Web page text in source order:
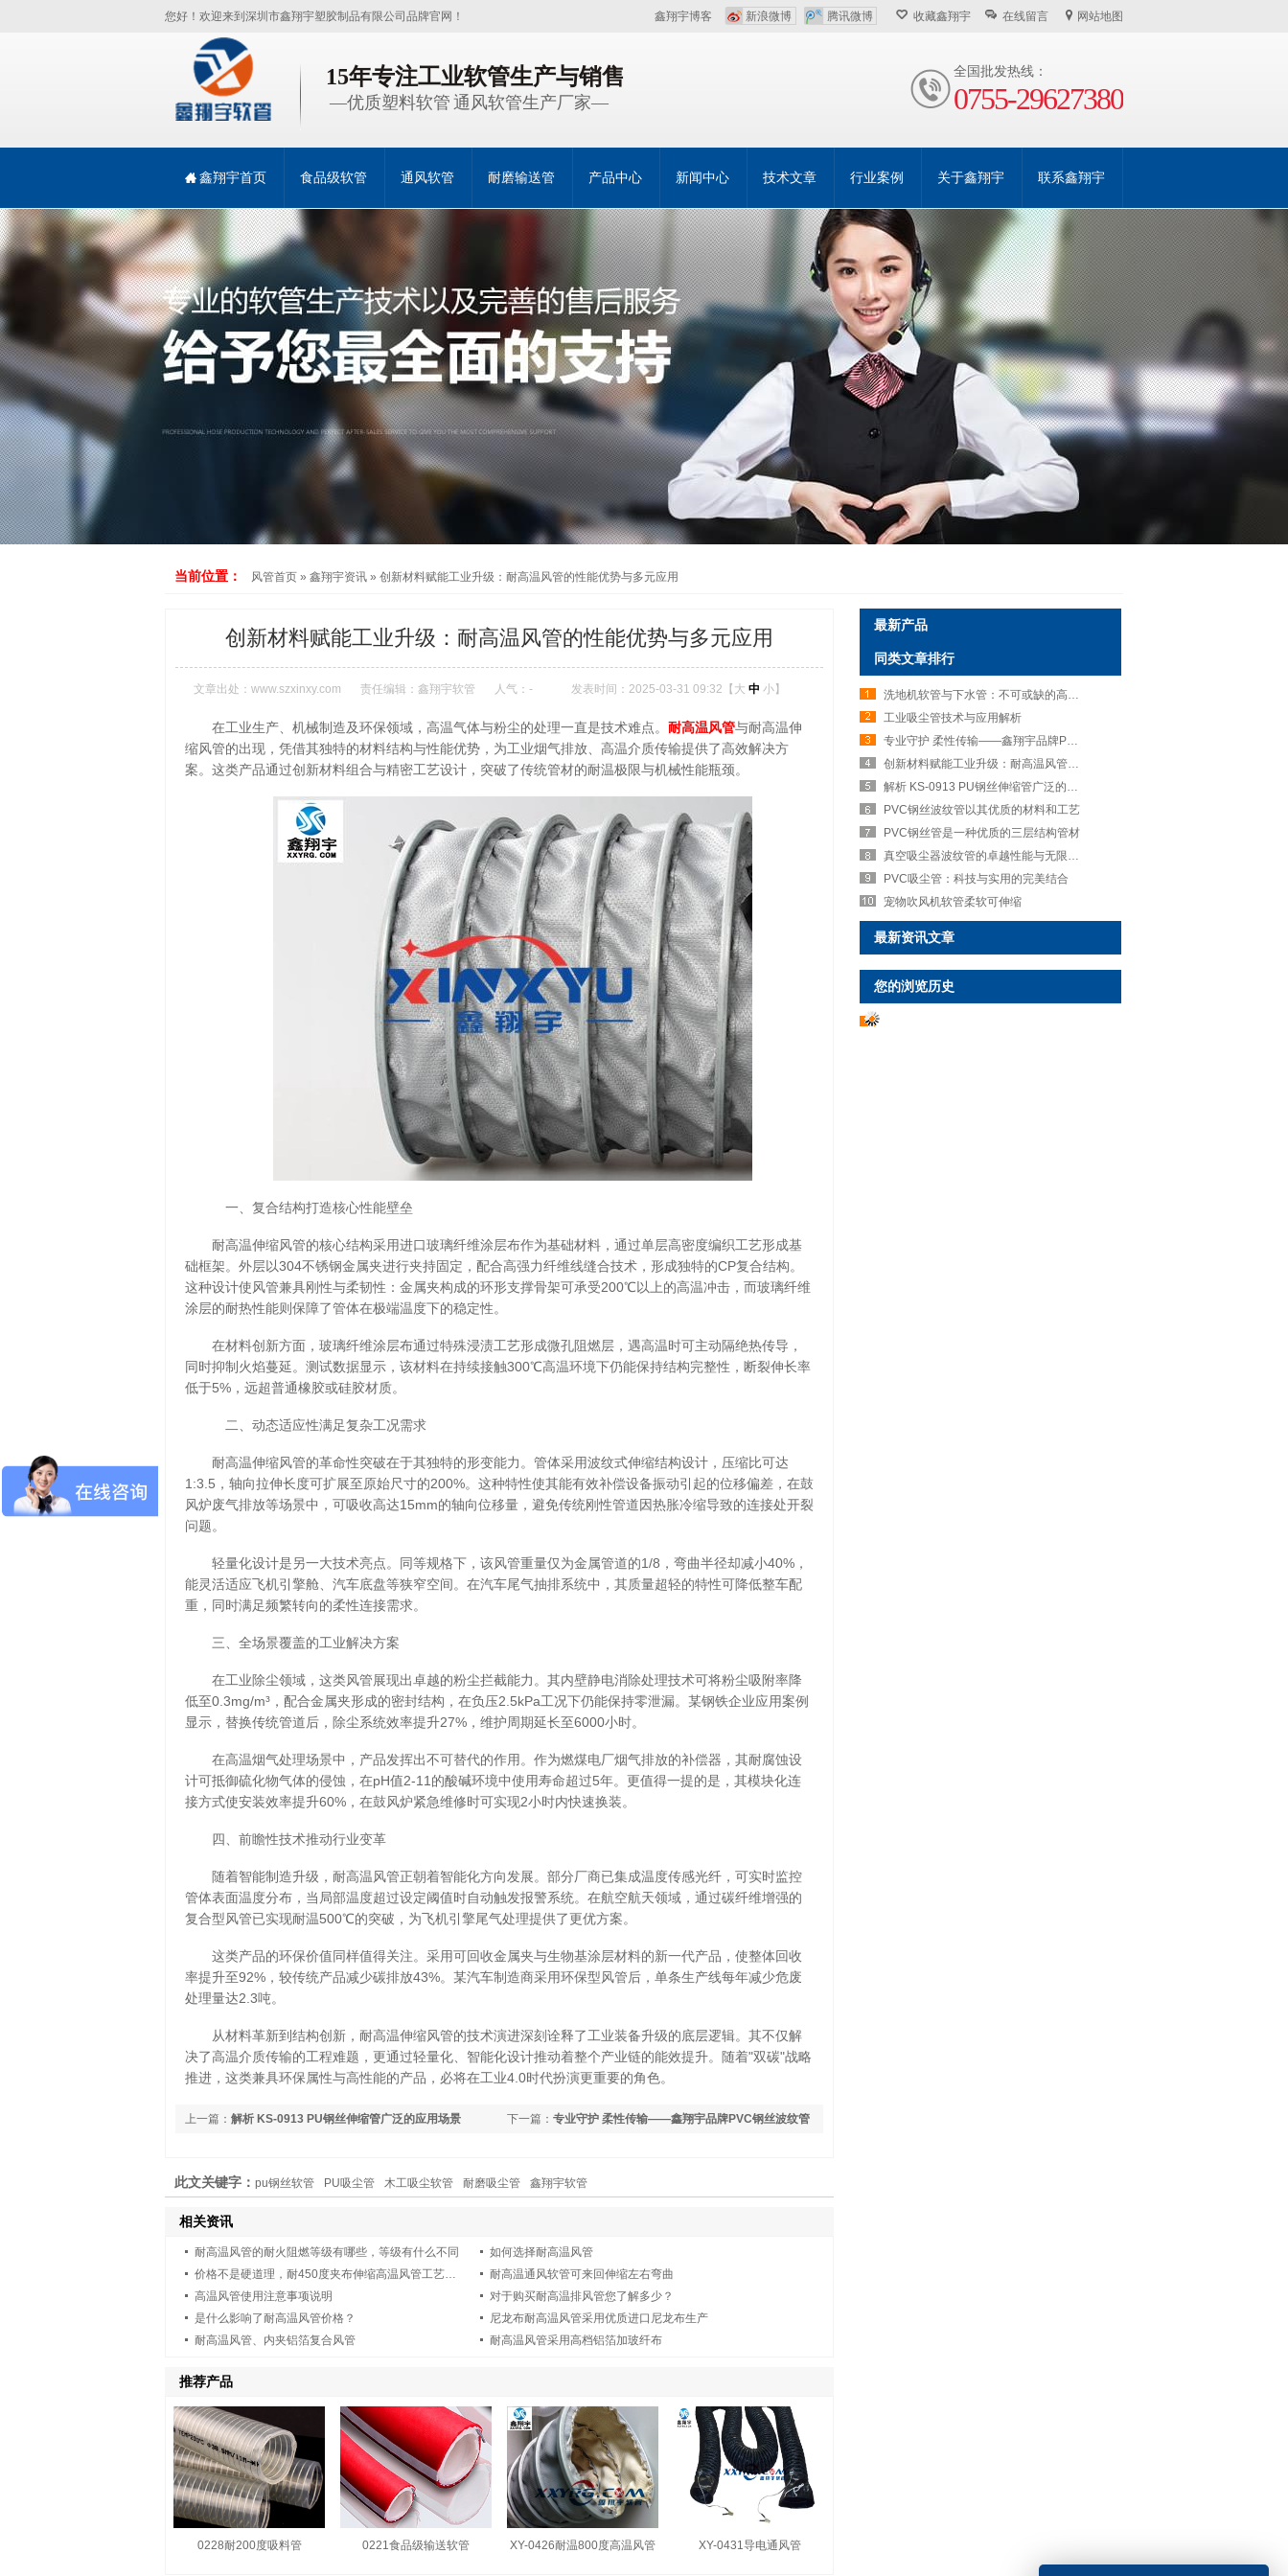
鑫翔宇博客 新浪微博 腾讯微博 收藏鑫翔宇 在线留言 网站地图
您好！欢迎来到深圳市鑫翔宇塑胶制品有限公司品牌官网！
全国批发热线：
0755-29627380
15年专注工业软管生产与销售
—优质塑料软管 通风软管生产厂家—
鑫翔宇首页 食品级软管 通风软管 耐磨输送管 产品中心 新闻中心 技术文章 行业案例 关于鑫翔宇 联系鑫翔宇
当前位置： 风管首页 » 鑫翔宇资讯 » 创新材料赋能工业升级：耐高温风管的性能优势与多元应用
创新材料赋能工业升级：耐高温风管的性能优势与多元应用
文章出处： www.szxinxy.com 责任编辑：鑫翔宇软管 人气： - 发表时间：2025-03-31 09:32【 大 中 小】
在工业生产、机械制造及环保领域，高温气体与粉尘的处理一直是技术难点。 耐高温风管与耐高温伸
缩风管的出现，凭借其独特的材料结构与性能优势，为工业烟气排放、高温介质传输提供了高效解决方
案。这类产品通过创新材料组合与精密工艺设计，突破了传统管材的耐温极限与机械性能瓶颈。
一、复合结构打造核心性能壁垒
耐高温伸缩风管的核心结构采用进口玻璃纤维涂层布作为基础材料，通过单层高密度编织工艺形成基
础框架。外层以304不锈钢金属夹进行夹持固定，配合高强力纤维线缝合技术，形成独特的CP复合结构。
这种设计使风管兼具刚性与柔韧性：金属夹构成的环形支撑骨架可承受200℃以上的高温冲击，而玻璃纤维
涂层的耐热性能则保障了管体在极端温度下的稳定性。
在材料创新方面，玻璃纤维涂层布通过特殊浸渍工艺形成微孔阻燃层，遇高温时可主动隔绝热传导，
同时抑制火焰蔓延。测试数据显示，该材料在持续接触300℃高温环境下仍能保持结构完整性，断裂伸长率
低于5%，远超普通橡胶或硅胶材质。
二、动态适应性满足复杂工况需求
耐高温伸缩风管的革命性突破在于其独特的形变能力。管体采用波纹式伸缩结构设计，压缩比可达
1:3.5，轴向拉伸长度可扩展至原始尺寸的200%。这种特性使其能有效补偿设备振动引起的位移偏差，在鼓
风炉废气排放等场景中，可吸收高达15mm的轴向位移量，避免传统刚性管道因热胀冷缩导致的连接处开裂
问题。
轻量化设计是另一大技术亮点。同等规格下，该风管重量仅为金属管道的1/8，弯曲半径却减小40%，
能灵活适应飞机引擎舱、汽车底盘等狭窄空间。在汽车尾气抽排系统中，其质量超轻的特性可降低整车配
重，同时满足频繁转向的柔性连接需求。
三、全场景覆盖的工业解决方案
在工业除尘领域，这类风管展现出卓越的粉尘拦截能力。其内壁静电消除处理技术可将粉尘吸附率降
低至0.3mg/m³，配合金属夹形成的密封结构，在负压2.5kPa工况下仍能保持零泄漏。某钢铁企业应用案例
显示，替换传统管道后，除尘系统效率提升27%，维护周期延长至6000小时。
在高温烟气处理场景中，产品发挥出不可替代的作用。作为燃煤电厂烟气排放的补偿器，其耐腐蚀设
计可抵御硫化物气体的侵蚀，在pH值2-11的酸碱环境中使用寿命超过5年。更值得一提的是，其模块化连
接方式使安装效率提升60%，在鼓风炉紧急维修时可实现2小时内快速换装。
四、前瞻性技术推动行业变革
随着智能制造升级，耐高温风管正朝着智能化方向发展。部分厂商已集成温度传感光纤，可实时监控
管体表面温度分布，当局部温度超过设定阈值时自动触发报警系统。在航空航天领域，通过碳纤维增强的
复合型风管已实现耐温500℃的突破，为飞机引擎尾气处理提供了更优方案。
这类产品的环保价值同样值得关注。采用可回收金属夹与生物基涂层材料的新一代产品，使整体回收
率提升至92%，较传统产品减少碳排放43%。某汽车制造商采用环保型风管后，单条生产线每年减少危废
处理量达2.3吨。
从材料革新到结构创新，耐高温伸缩风管的技术演进深刻诠释了工业装备升级的底层逻辑。其不仅解
决了高温介质传输的工程难题，更通过轻量化、智能化设计推动着整个产业链的能效提升。随着"双碳"战略
推进，这类兼具环保属性与高性能的产品，必将在工业4.0时代扮演更重要的角色。
下一篇： 专业守护 柔性传输——鑫翔宇品牌PVC钢丝波纹管
上一篇： 解析 KS-0913 PU钢丝伸缩管广泛的应用场景
此文关键字： pu钢丝软管 PU吸尘管 木工吸尘软管 耐磨吸尘管 鑫翔宇软管
相关资讯
耐高温风管的耐火阻燃等级有哪些，等级有什么不同
如何选择耐高温风管
价格不是硬道理，耐450度夹布伸缩高温风管工艺和材料很重要
耐高温通风软管可来回伸缩左右弯曲
高温风管使用注意事项说明
对于购买耐高温排风管您了解多少？
是什么影响了耐高温风管价格？
尼龙布耐高温风管采用优质进口尼龙布生产
耐高温风管、内夹铝箔复合风管
耐高温风管采用高档铝箔加玻纤布
推荐产品
0228耐200度吸料管 0221食品级输送软管 XY-0426耐温800度高温风管 XY-0431导电通风管
最新产品
同类文章排行
洗地机软管与下水管：不可或缺的高效清洁伙伴
工业吸尘管技术与应用解析
专业守护 柔性传输——鑫翔宇品牌PVC钢丝波纹管
创新材料赋能工业升级：耐高温风管的性能优势与多元应用
解析 KS-0913 PU钢丝伸缩管广泛的应用场景
PVC钢丝波纹管以其优质的材料和工艺
PVC钢丝管是一种优质的三层结构管材
真空吸尘器波纹管的卓越性能与无限可能
PVC吸尘管：科技与实用的完美结合
宠物吹风机软管柔软可伸缩
最新资讯文章
您的浏览历史